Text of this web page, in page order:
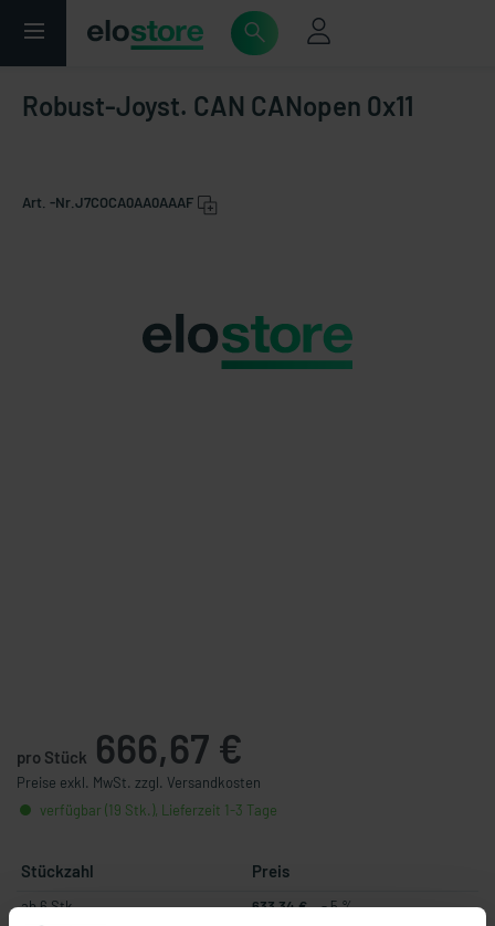
Robust-Joyst. CAN CANopen 0x11
Art. -Nr. J7COCA0AA0AAAF
pro Stück 666,67 €
Preise exkl. MwSt. zzgl. Versandkosten
verfügbar (19 Stk.), Lieferzeit 1-3 Tage
Stückzahl Preis
ab 6 Stk. 633,34 €
- 5 %